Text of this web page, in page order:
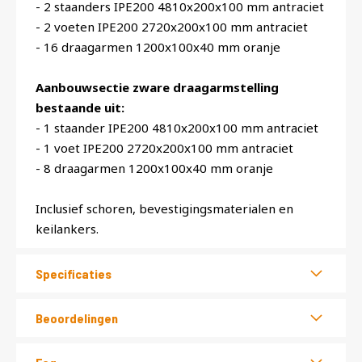
- 2 staanders IPE200 4810x200x100 mm antraciet
- 2 voeten IPE200 2720x200x100 mm antraciet
- 16 draagarmen 1200x100x40 mm oranje
Aanbouwsectie zware draagarmstelling
bestaande uit:
- 1 staander IPE200 4810x200x100 mm antraciet
- 1 voet IPE200 2720x200x100 mm antraciet
- 8 draagarmen 1200x100x40 mm oranje
Inclusief schoren, bevestigingsmaterialen en
keilankers.
Specificaties
Beoordelingen